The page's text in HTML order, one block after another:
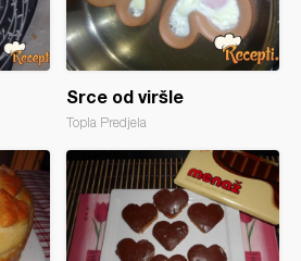
Srce od viršle
Topla Predjela